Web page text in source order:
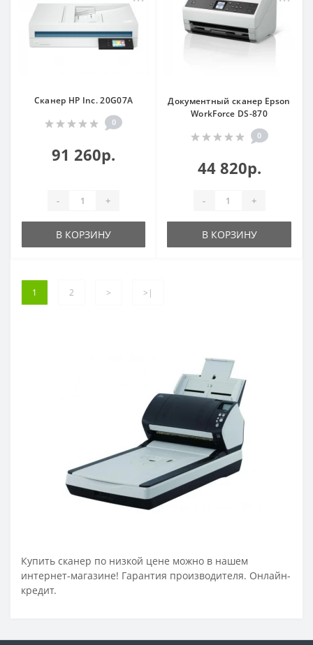
Сканер HP Inc. 20G07A
0
91 260р.
- +
В КОРЗИНУ
Документный сканер Epson
WorkForce DS-870
0
44 820р.
- +
В КОРЗИНУ
1 2 > >|
Купить сканер по низкой цене можно в нашем
интернет-магазине! Гарантия производителя. Онлайн-
кредит.